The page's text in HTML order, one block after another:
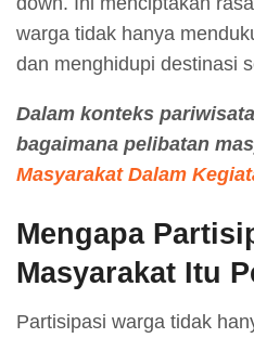
warga tidak hanya
dan menghidupi destinasi
Dalam konteks
bagaimana pelibatan
Masyarakat Dalam
Mengapa
Masyarakat Itu
Partisipasi warga tidak